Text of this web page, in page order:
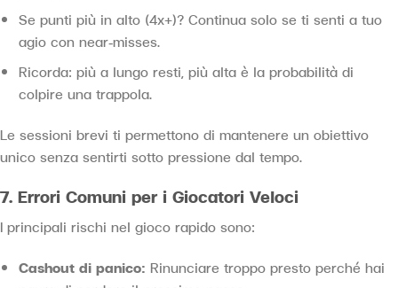
Se punti più in alto (4x+)? Continua solo se ti senti a tuo
agio con near‑misses.
Ricorda: più a lungo resti, più alta è la probabilità di
colpire una trappola.
Le sessioni brevi ti permettono di mantenere un obiettivo
unico senza sentirti sotto pressione dal tempo.
7. Errori Comuni per i Giocatori Veloci
I principali rischi nel gioco rapido sono:
Cashout di panico: Rinunciare troppo presto perché hai